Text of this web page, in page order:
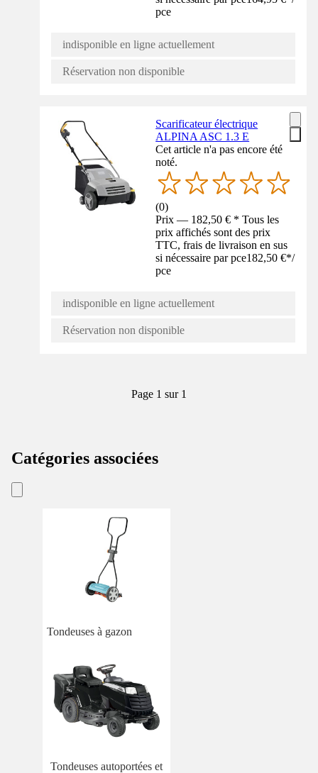
pce
indisponible en ligne actuellement
Réservation non disponible
Scarificateur électrique
ALPINA ASC 1.3 E
Cet article n'a pas encore été
noté.
(0)
Prix — 182,50 € * Tous les
prix affichés sont des prix
TTC, frais de livraison en sus
si nécessaire par pce182,50 €*/
pce
indisponible en ligne actuellement
Réservation non disponible
Page 1 sur 1
Catégories associées
Tondeuses à gazon
Tondeuses autoportées et